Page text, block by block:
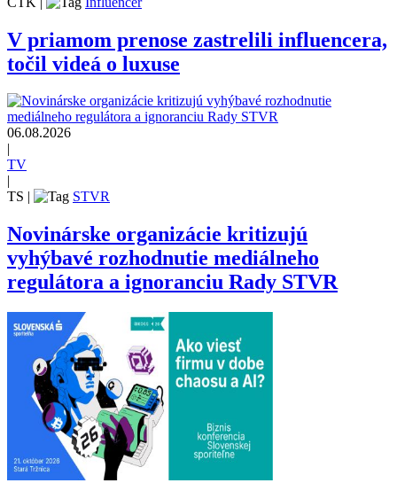
V priamom prenose zastrelili influencera,
točil videá o luxuse
06.08.2026
TV
TS
STVR
Novinárske organizácie kritizujú
vyhýbavé rozhodnutie mediálneho
regulátora a ignoranciu Rady STVR